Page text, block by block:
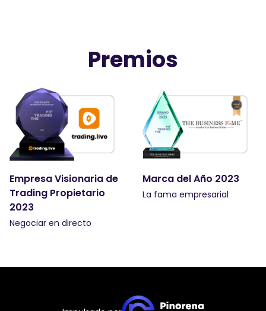
Premios
Empresa Visionaria de
Trading Propietario
2023
Negociar en directo
Marca del Año 2023
La fama empresarial